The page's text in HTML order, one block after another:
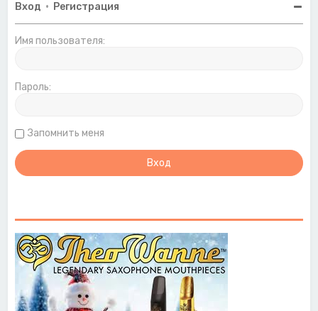
Вход • Регистрация
Имя пользователя:
Пароль:
Запомнить меня